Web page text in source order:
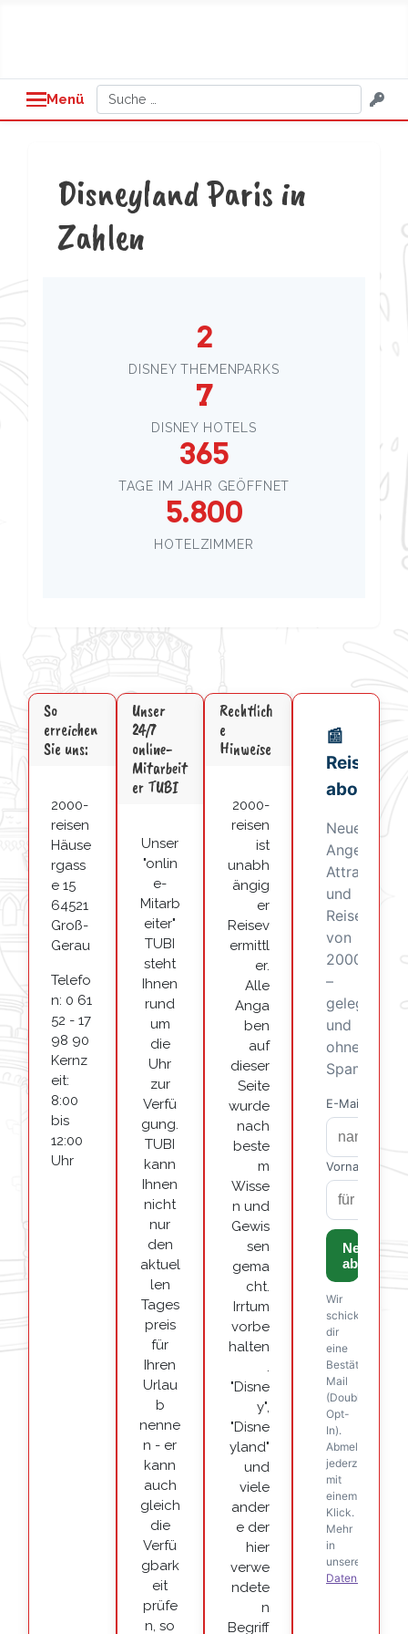
Menü Suchen
Disneyland Paris in
Zahlen
2
DISNEY THEMENPARKS
7
DISNEY HOTELS
365
TAGE IM JAHR GEÖFFNET
5.800
HOTELZIMMER
So
erreichen
Sie uns:
2000-
reisen
Häuse
rgass
e 15
64521
Groß-
Gerau
Telefo
n: 0 61
52 - 17
98 90
Kernz
eit:
8:00
bis
12:00
Uhr
Unser
24/7
online-
Mitarbeit
er TUBI
Unser
"onlin
e-
Mitarb
eiter"
TUBI
steht
Ihnen
rund
um
die
Uhr
zur
Verfü
gung.
TUBI
kann
Ihnen
nicht
nur
den
aktuel
len
Tages
preis
für
Ihren
Urlau
b
nenne
n - er
kann
auch
gleich
die
Verfü
gbark
eit
prüfe
n, so
Rechtlich
e
Hinweise
2000-
reisen
ist
unabh
ängig
er
Reisev
ermittl
er.
Alle
Anga
ben
auf
dieser
Seite
wurde
nach
beste
m
Wisse
n und
Gewis
sen
gema
cht.
Irrtum
vorbe
halten
.
"Disne
y",
"Disne
yland"
und
viele
ander
e der
hier
verwe
ndete
n
Begriff